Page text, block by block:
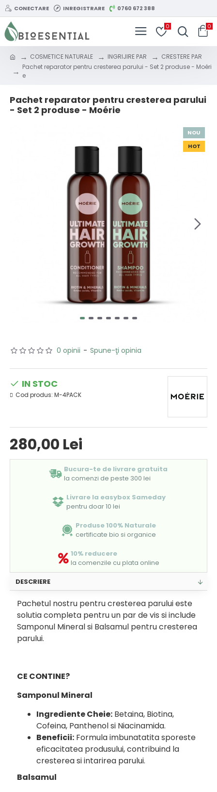
CONECTARE INREGISTRARE 0760 672 388
0 0
COSMETICE NATURALE INGRIJIRE PAR
CRESTERE PAR
Pachet reparator pentru cresterea parului - Set 2 produse - Moéri
e
Pachet reparator pentru cresterea parului
- Set 2 produse - Moérie
NOU
HOT
0 opinii - Spune-ţi opinia
280,00 Lei
IN STOC
Cod produs: M-4PACK
Bucura-te de livrare gratuita
la comenzi de peste 300 lei
Livrare la easybox Sameday
pentru doar 10 lei
Produse 100% Naturale
certificate bio si organice
10% reducere
la comenzile cu plata online
DESCRIERE
Pachetul nostru pentru cresterea parului este
solutia completa pentru un par de vis si include
Samponul Mineral si Balsamul pentru cresterea
parului.
CE CONTINE?
Samponul Mineral
Ingrediente Cheie: Betaina, Biotina,
Cofeina, Panthenol si Niacinamida.
Beneficii: Formula imbunatatita sporeste
eficacitatea produsului, contribuind la
cresterea si intarirea parului.
Balsamul